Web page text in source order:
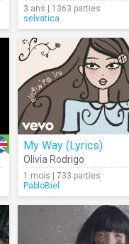
3 ans | 1363 parties
selvatica
My Way (Lyrics)
Olivia Rodrigo
1 mois | 733 parties
PabloBiel